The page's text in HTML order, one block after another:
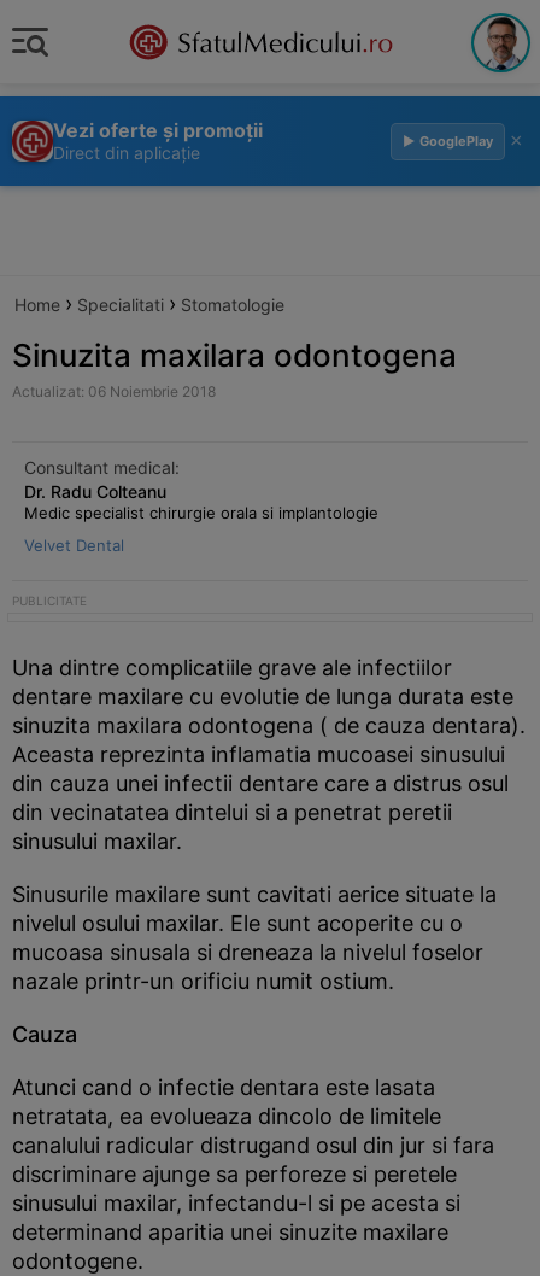
Vezi oferte și promoții
Direct din aplicație
▶ GooglePlay ×
Home › Specialitati › Stomatologie
Sinuzita maxilara odontogena
Actualizat: 06 Noiembrie 2018
Consultant medical:
Dr. Radu Colteanu
Medic specialist chirurgie orala si implantologie
Velvet Dental
Una dintre complicatiile grave ale infectiilor
dentare maxilare cu evolutie de lunga durata este
sinuzita maxilara odontogena ( de cauza dentara).
Aceasta reprezinta inflamatia mucoasei sinusului
din cauza unei infectii dentare care a distrus osul
din vecinatatea dintelui si a penetrat peretii
sinusului maxilar.
Sinusurile maxilare sunt cavitati aerice situate la
nivelul osului maxilar. Ele sunt acoperite cu o
mucoasa sinusala si dreneaza la nivelul foselor
nazale printr-un orificiu numit ostium.
Cauza
Atunci cand o infectie dentara este lasata
netratata, ea evolueaza dincolo de limitele
canalului radicular distrugand osul din jur si fara
discriminare ajunge sa perforeze si peretele
sinusului maxilar, infectandu-l si pe acesta si
determinand aparitia unei sinuzite maxilare
odontogene.